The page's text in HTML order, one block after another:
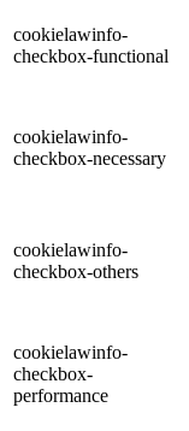
cookielawinfo-
checkbox-functional
cookielawinfo-
checkbox-necessary
cookielawinfo-
checkbox-others
cookielawinfo-
checkbox-
performance